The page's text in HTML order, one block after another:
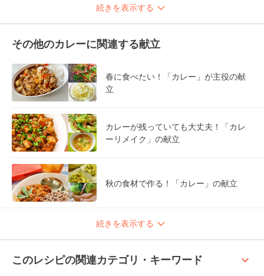
続きを表示する
その他のカレーに関連する献立
春に食べたい！「カレー」が主役の献
立
カレーが残っていても大丈夫！「カレ
ーリメイク」の献立
秋の食材で作る！「カレー」の献立
続きを表示する
このレシピの関連カテゴリ・キーワード keyboard_arrow_up